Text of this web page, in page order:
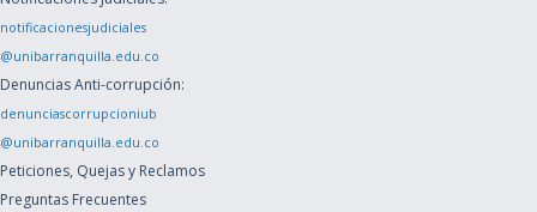
notificacionesjudiciales
@unibarranquilla.edu.co
Denuncias Anti-corrupción:
denunciascorrupcioniub
@unibarranquilla.edu.co
Peticiones, Quejas y Reclamos
Preguntas Frecuentes